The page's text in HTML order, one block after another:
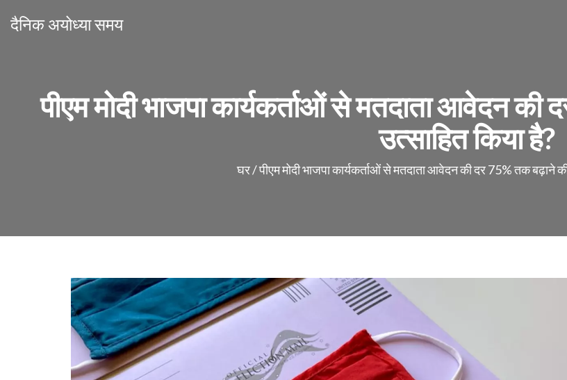
दैनिक अयोध्या समय
पीएम मोदी भाजपा कार्यकर्ताओं से मतदाता आवेदन
उत्साहित किया है?
घर/पीएम मोदी भाजपा कार्यकर्ताओं से मतदाता आवेदन की दर 75% तक बढ़ाने